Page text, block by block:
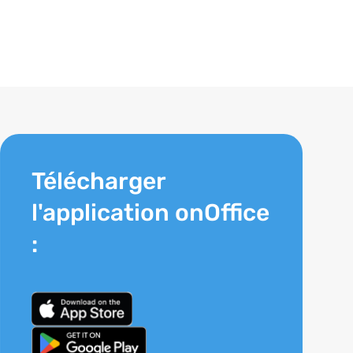
Télécharger
l'application onOffice
: